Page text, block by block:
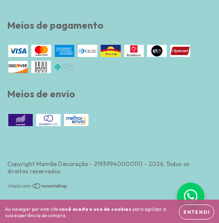
Ao navegar por este sitevocê aceita o uso de cookies para agilizar a
sua experiência de compra.
ENTENDI
Meios de pagamento
Meios de envio
Copyright Mamãe Decoração - 21939940000110 - 2026. Todos os
direitos reservados.